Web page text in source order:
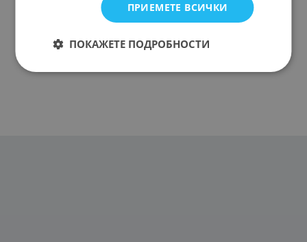
ПРИЕМЕТЕ ВСИЧКИ
ПОКАЖЕТЕ ПОДРОБНОСТИ